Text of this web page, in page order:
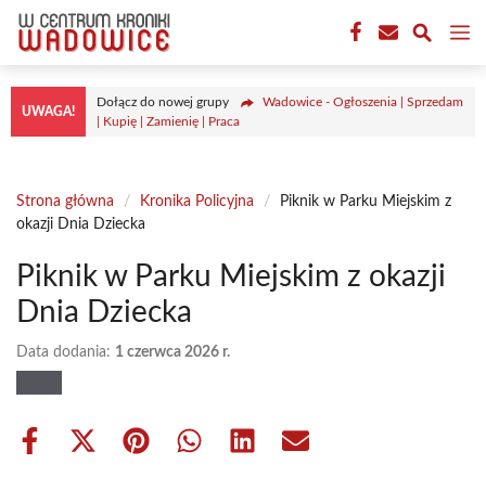
Przejdź
treści
UWAGA!
Dołącz do nowej grupy
Wadowice - Ogłoszenia | Sprzedam
| Kupię | Zamienię | Praca
Strona główna / Kronika Policyjna /
Piknik w Parku Miejskim z
okazji Dnia Dziecka
Piknik w Parku Miejskim z okazji
Dnia Dziecka
Data dodania: 1 czerwca 2026 r.
Share
Share Share Share Share Share